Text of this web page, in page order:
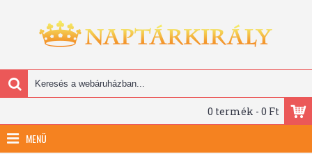
0 termék - 0 Ft
MENÜ